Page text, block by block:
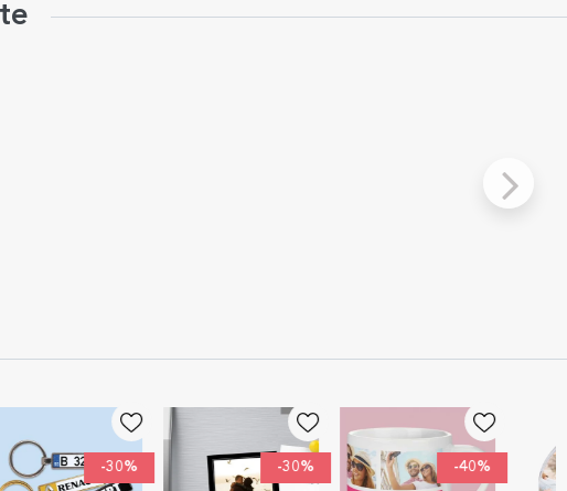
-30% -40%